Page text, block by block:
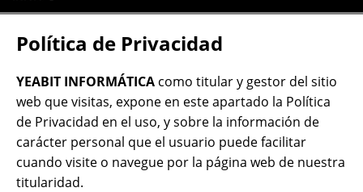
Política de Privacidad
YEABIT INFORMÁTICA como titular y gestor del sitio
web que visitas, expone en este apartado la Política
de Privacidad en el uso, y sobre la información de
carácter personal que el usuario puede facilitar
cuando visite o navegue por la página web de nuestra
titularidad.